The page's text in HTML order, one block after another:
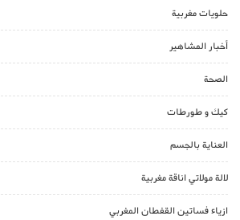
حلويات مغربية
أخبار المشاهير
الصحة
كيك و طورطات
العناية بالجسم
لالة مولاتي اناقة مغربية
ازياء فساتين القفطان المغربي